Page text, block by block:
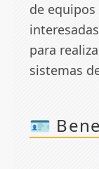
de
para
sistemas
🪪